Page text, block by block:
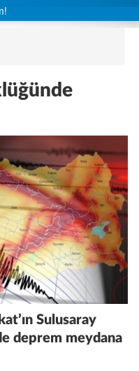
Sulusaray
deprem meydana